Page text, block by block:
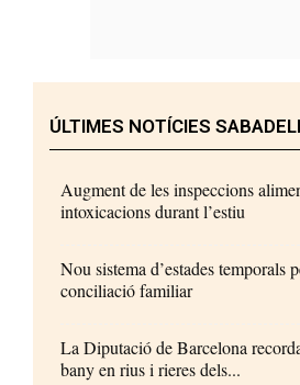
ÚLTIMES NOTÍCIES
Augment de les inspeccions
intoxicacions durant l’estiu
Nou sistema d’estades temporals
conciliació familiar
La Diputació de Barcelona
bany en rius i rieres dels...